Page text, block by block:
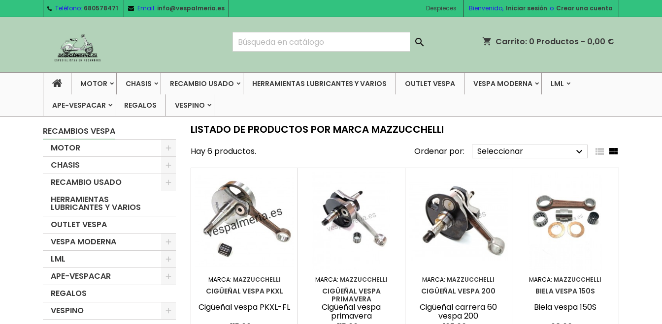
Teléfono: 680578471 Email: info@vespalmeria.es Bienvenido, Iniciar sesión o Crear una cuenta
Despieces
shopping_cart Carrito: 0 Productos - 0,00 €

MOTOR CHASIS RECAMBIO USADO HERRAMIENTAS LUBRICANTES Y VARIOS OUTLET VESPA VESPA MODERNA LML
APE-VESPACAR REGALOS VESPINO
RECAMBIOS VESPA
MOTOR
CHASIS
RECAMBIO USADO
HERRAMIENTAS
LUBRICANTES Y VARIOS
OUTLET VESPA
VESPA MODERNA
LML
APE-VESPACAR
REGALOS
VESPINO
LISTADO DE PRODUCTOS POR MARCA MAZZUCCHELLI
Hay 6 productos. Ordenar por: Seleccionar   
MARCA: MAZZUCCHELLI
CIGÜEÑAL VESPA PKXL
Cigüeñal vespa PKXL-FL
MARCA: MAZZUCCHELLI
CIGÜEÑAL VESPA
PRIMAVERA
Cigüeñal vespa
primavera
MARCA: MAZZUCCHELLI
CIGÜEÑAL VESPA 200
Cigüeñal carrera 60
vespa 200
MARCA: MAZZUCCHELLI
BIELA VESPA 150S
Biela vespa 150S